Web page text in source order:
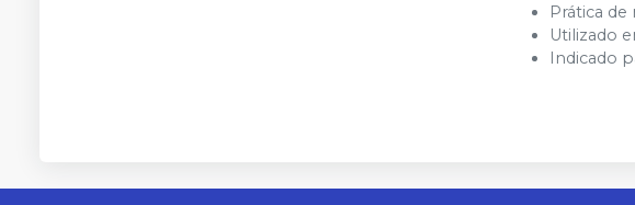
Prática
Utilizado
Indicado